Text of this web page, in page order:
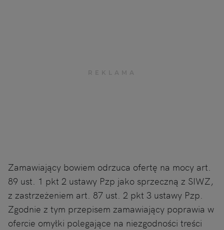
Zamawiający bowiem odrzuca ofertę na mocy art.
89 ust. 1 pkt 2 ustawy Pzp jako sprzeczną z SIWZ,
z zastrzeżeniem art. 87 ust. 2 pkt 3 ustawy Pzp.
Zgodnie z tym przepisem zamawiający poprawia w
ofercie omyłki polegające na niezgodności treści